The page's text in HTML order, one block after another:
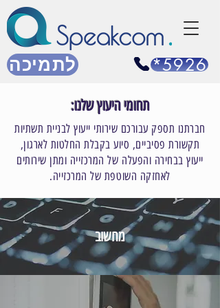
*5926 לתמיכה
תחומי היעוץ שלנו:
חברתנו תספק עבורכם שירותי ייעוץ לבניית תשתיות
תקשורת פסיביים, סיוע בקבלת החלטות לארגון,
ייעוץ בבחירה והפעלה של המרכזייה ומתן שירותים
לאחזקה השוטפת של המרכזייה.
מחשוב